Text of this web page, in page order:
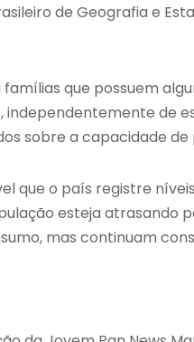
de Geografia e
famílias que possuem
independentemente de
sobre a capacidade
que o país registre
esteja atrasando
mas continuam